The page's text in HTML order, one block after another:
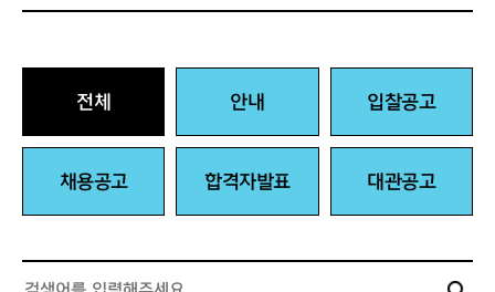
전체 안내 입찰공고
채용공고 합격자발표 대관공고